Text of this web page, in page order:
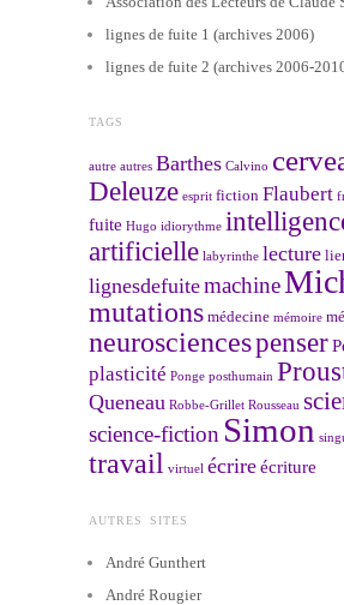
lignes de fuite 1 (archives 2006)
lignes de fuite 2 (archives 2006-
TAGS
autre autres Barthes Calvino
Deleuze esprit fiction Flaubert
fuite Hugo idiorythme
artificielle labyrinthe lecture
lignesdefuitemachine
mutations médecine mémoire
neurosciencespenser
plasticité Ponge posthumain
Queneau Robbe-Grillet Rousseau
science-fiction Simon
travail virtuel écrireécriture
AUTRES SITES
André Gunthert
André Rougier